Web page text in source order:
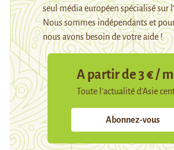
seul média européen spécialisé sur
Nous sommes indépendants et
nous avons besoin de votre aide !
A partir de 3 € /
Toute l’actualité d’Asie
Abonnez-vous